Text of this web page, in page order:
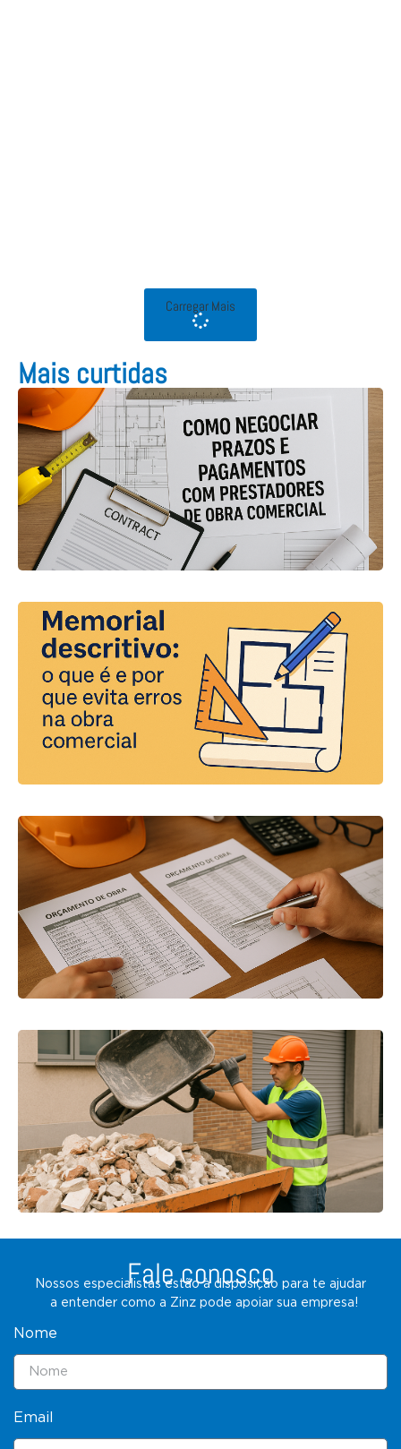
Carregar Mais
Mais curtidas​
Fale conosco
Nossos especialistas estão à disposição para te ajudar
a entender como a Zinz pode apoiar sua empresa!
Nome
Email